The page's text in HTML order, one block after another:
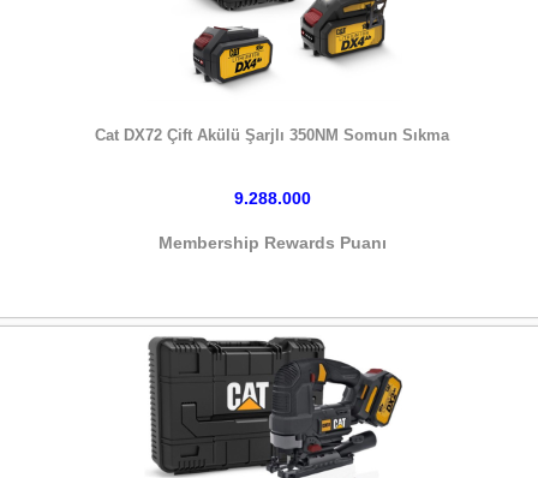
Cat DX72 Çift Akülü Şarjlı 350NM Somun Sıkma
9.288.000
Membership Rewards Puanı